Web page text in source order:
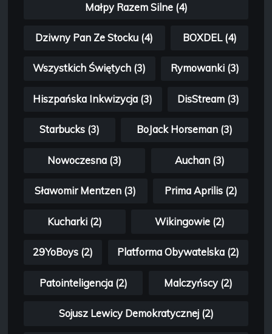
Małpy Razem Silne (4)
Dziwny Pan Ze Stocku (4) BOXDEL (4)
Wszystkich Świętych (3) Rymowanki (3)
Hiszpańska Inkwizycja (3) DisStream (3)
Starbucks (3) BoJack Horseman (3)
Nowoczesna (3) Auchan (3)
Sławomir Mentzen (3) Prima Aprilis (2)
Kucharki (2) Wikingowie (2)
29YoBoys (2) Platforma Obywatelska (2)
Patointeligencja (2) Malczyńscy (2)
Sojusz Lewicy Demokratycznej (2)